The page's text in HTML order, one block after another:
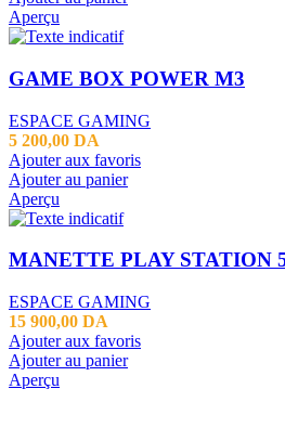
Aperçu
GAME BOX POWER M3
ESPACE GAMING
5 200,00 DA
Ajouter aux favoris
Ajouter au panier
Aperçu
ESPACE GAMING
15 900,00 DA
Ajouter aux favoris
Ajouter au panier
Aperçu